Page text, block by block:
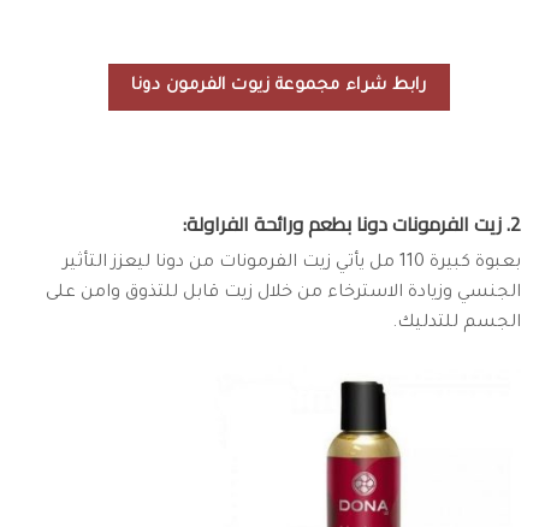
رابط شراء مجموعة زيوت الفرمون دونا
2. زيت الفرمونات دونا بطعم ورائحة الفراولة:
بعبوة كبيرة 110 مل يأتي زيت الفرمونات من دونا ليعزز التأثير
الجنسي وزيادة الاسترخاء من خلال زيت قابل للتذوق وامن على
الجسم للتدليك.